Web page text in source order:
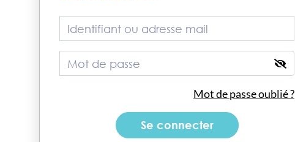
Mot de passe oublié ?
Se connecter